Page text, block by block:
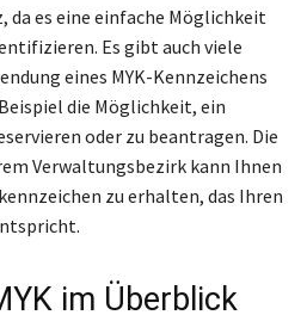
da es eine einfache Möglichkeit
Es gibt auch viele
eines MYK-Kennzeichens
die Möglichkeit, ein
oder zu beantragen. Die
Verwaltungsbezirk kann Ihnen
zu erhalten, das Ihren
im Überblick